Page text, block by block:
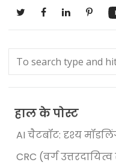
हाल के पोस्ट
AI चैटबॉट: दृश्य
CRC (वर्ग